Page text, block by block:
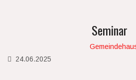
Seminar
24.06.2025